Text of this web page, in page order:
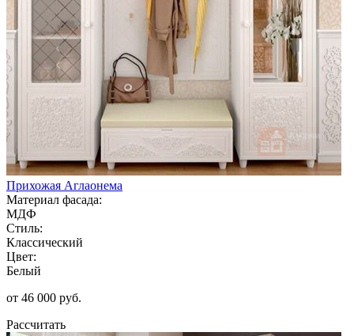
Прихожая Аглаонема
Материал фасада:
МДФ
Стиль:
Классический
Цвет:
Белый
от 46 000 руб.
Рассчитать